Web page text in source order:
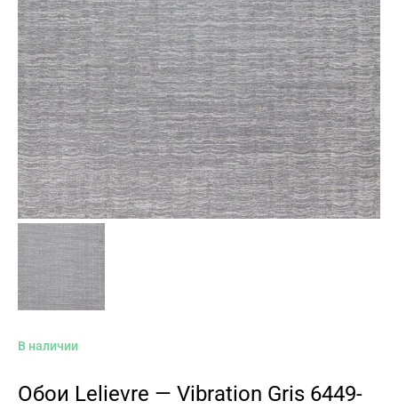
В наличии
Обои Lelievre — Vibration Gris 6449-